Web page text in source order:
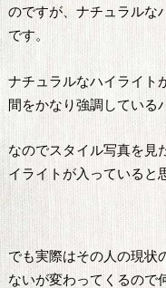
のですが、ナチュラルな
です。
ナチュラルなハイライト
間をかなり強調している
なのでスタイル写真を見
イライトが入っていると
でも実際はその人の現状
ないが変わってくるので